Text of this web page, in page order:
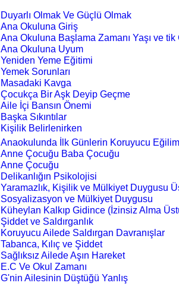
Duyarlı Olmak Ve Güçlü Olmak
Ana Okuluna Giriş
Ana Okuluna Başlama Zamanı Yaşı ve
Ana Okuluna Uyum
Yeniden Yeme Eğitimi
Yemek Sorunları
Masadaki Kavga
Çocukça Bir Aşk Deyip Geçme
Aile İçi Bansın Önemi
Başka Sıkıntılar
Kişilik Belirlenirken
Anaokulunda İlk Günlerin Koruyucu
Anne Çocuğu Baba Çocuğu
Anne Çocuğu
Delikanlığın Psikolojisi
Yaramazlık, Kişilik ve Mülkiyet Duygusu
Sosyalizasyon ve Mülkiyet Duygusu
Küheylan Kalkıp Gidince (İzinsiz Alma
Şiddet ve Saldırganlık
Koruyucu Ailede Saldırgan Davranışlar
Tabanca, Kılıç ve Şiddet
Sağlıksız Ailede Aşın Hareket
E.C Ve Okul Zamanı
G'nin Ailesinin Düştüğü Yanlış